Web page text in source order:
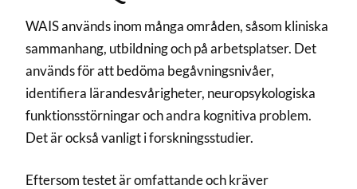
WAIS används inom många områden, såsom kliniska
sammanhang, utbildning och på arbetsplatser. Det
används för att bedöma begåvningsnivåer,
identifiera lärandesvårigheter, neuropsykologiska
funktionsstörningar och andra kognitiva problem.
Det är också vanligt i forskningsstudier.
Eftersom testet är omfattande och kräver